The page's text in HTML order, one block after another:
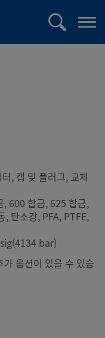
, 캡 및 플러그, 교체
600 합금, 625 합금,
, 탄소강, PFA, PTFE,
bar)
옵션이 있을 수 있습